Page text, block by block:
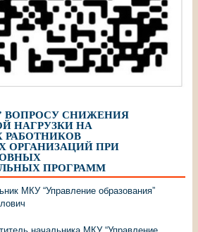
ВОПРОСУ СНИЖЕНИЯ
НАГРУЗКИ НА
РАБОТНИКОВ
ОРГАНИЗАЦИЙ ПРИ
ПРОГРАММ
МКУ “Управление образования”